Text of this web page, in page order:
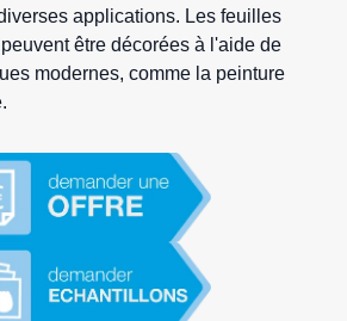
applications. Les feuilles
être décorées à l'aide de
modernes, comme la peinture